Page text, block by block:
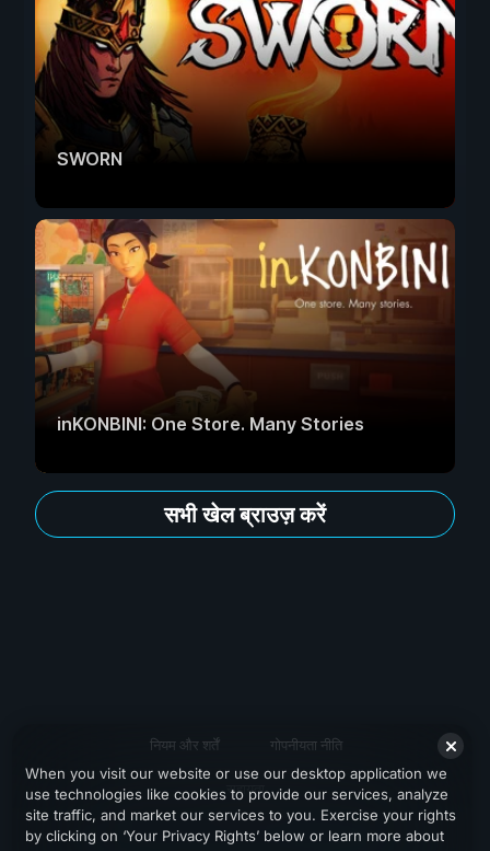
SWORN
inKONBINI: One Store. Many Stories
सभी खेल ब्राउज़ करें
नियम और शर्तें गोपनीयता नीति
सहायता
When you visit our website or use our desktop application we
use technologies like cookies to provide our services, analyze
site traffic, and market our services to you. Exercise your rights
by clicking on ‘Your Privacy Rights’ below or learn more about